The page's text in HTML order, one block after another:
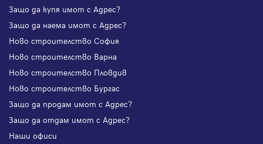
Защо да купя имот с Адрес?
Защо да наема имот с Адрес?
Ново строителство София
Ново строителство Варна
Ново строителство Пловдив
Ново строителство Бургас
Защо да продам имот с Адрес?
Защо да отдам имот с Адрес?
Наши офиси